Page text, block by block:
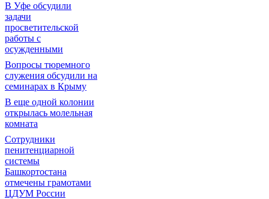
В Уфе обсудили
задачи
просветительской
работы с
осужденными
Вопросы тюремного
служения обсудили на
семинарах в Крыму
В еще одной колонии
открылась молельная
комната
Сотрудники
пенитенциарной
системы
Башкортостана
отмечены грамотами
ЦДУМ России